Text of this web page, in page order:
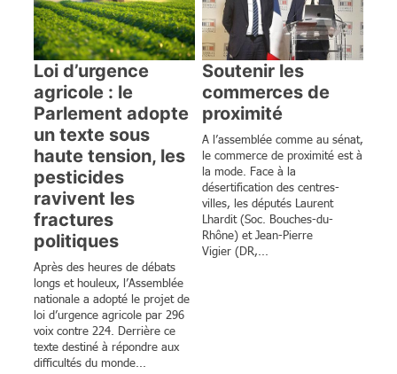
Loi d’urgence
agricole : le
Parlement adopte
un texte sous
haute tension, les
pesticides
ravivent les
fractures
politiques
Après des heures de débats
longs et houleux, l’Assemblée
nationale a adopté le projet de
loi d’urgence agricole par 296
voix contre 224. Derrière ce
texte destiné à répondre aux
difficultés du monde...
Soutenir les
commerces de
proximité
A l’assemblée comme au sénat,
le commerce de proximité est à
la mode. Face à la
désertification des centres-
villes, les députés Laurent
Lhardit (Soc. Bouches-du-
Rhône) et Jean-Pierre
Vigier (DR,...